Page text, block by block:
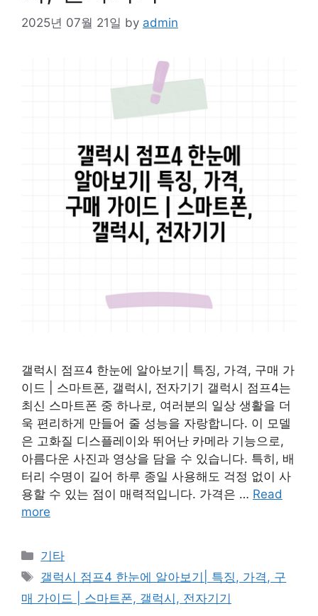
2025년 07월 21일 by admin
갤럭시 점프4 한눈에 알아보기| 특징, 가격, 구매 가
이드 | 스마트폰, 갤럭시, 전자기기 갤럭시 점프4는
최신 스마트폰 중 하나로, 여러분의 일상 생활을 더
욱 편리하게 만들어 줄 성능을 자랑합니다. 이 모델
은 고화질 디스플레이와 뛰어난 카메라 기능으로,
아름다운 사진과 영상을 담을 수 있습니다. 특히, 배
터리 수명이 길어 하루 종일 사용해도 걱정 없이 사
용할 수 있는 점이 매력적입니다. 가격은 … Read
more
Categories
기타
Tags
갤럭시 점프4 한눈에 알아보기| 특징, 가격, 구
매 가이드 | 스마트폰, 갤럭시, 전자기기